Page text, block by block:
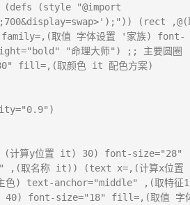
(defs (style "@import
(rect ,@(
取值 字体设置 '家族) font-
"命理大师") ;; 主要圆圈
fill=,(取颜色 it 配色方案)
计算y位置 it) 30) font-size="28"
,(取名称 it)) (text x=,(计算x位置
) text-anchor="middle" ,(取特征1
font-size="18" fill=,(取值 字